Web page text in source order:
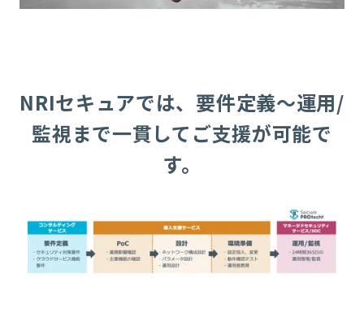
NRIセキュアでは、要件定義～運用/
監視まで一貫してご支援が可能で
す。